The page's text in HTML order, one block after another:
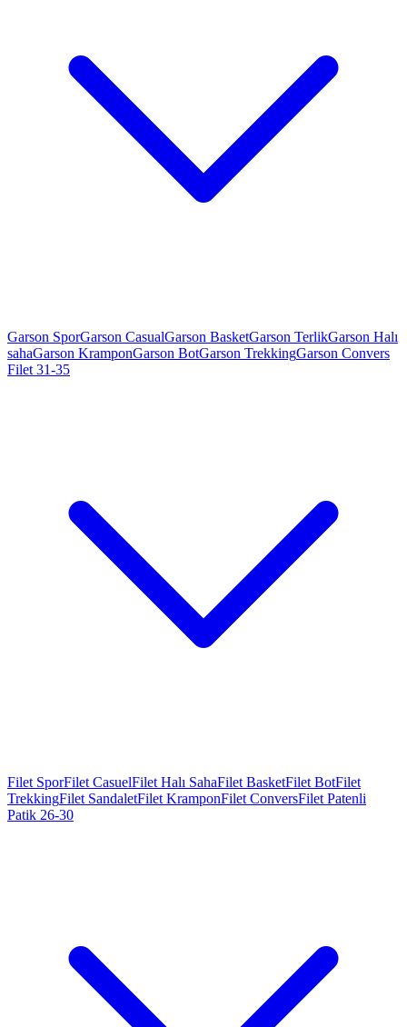
Garson SporGarson CasualGarson BasketGarson TerlikGarson Halı
sahaGarson KramponGarson BotGarson TrekkingGarson Convers
Filet 31-35
Filet SporFilet CasuelFilet Halı SahaFilet BasketFilet BotFilet
TrekkingFilet SandaletFilet KramponFilet ConversFilet Patenli
Patik 26-30